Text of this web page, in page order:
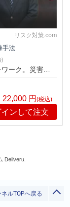
リスク対策.com
手法
)
ーク。災害対策
テレワーク環境
方法を解説しま
22,000 円 (税込)
インして注文
ルTOPへ戻る
Deliveru.